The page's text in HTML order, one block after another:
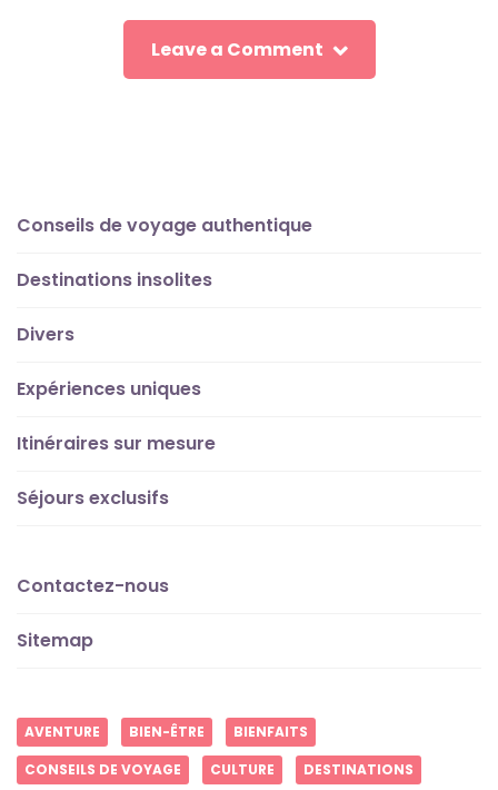
Leave a Comment
Conseils de voyage authentique
Destinations insolites
Divers
Expériences uniques
Itinéraires sur mesure
Séjours exclusifs
Contactez-nous
Sitemap
AVENTURE BIEN-ÊTRE
BIENFAITS
CONSEILS DE VOYAGE
CULTURE DESTINATIONS